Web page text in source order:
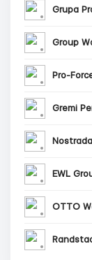
Grupa
Group
Pro-
Gremi
EWL
OTTO